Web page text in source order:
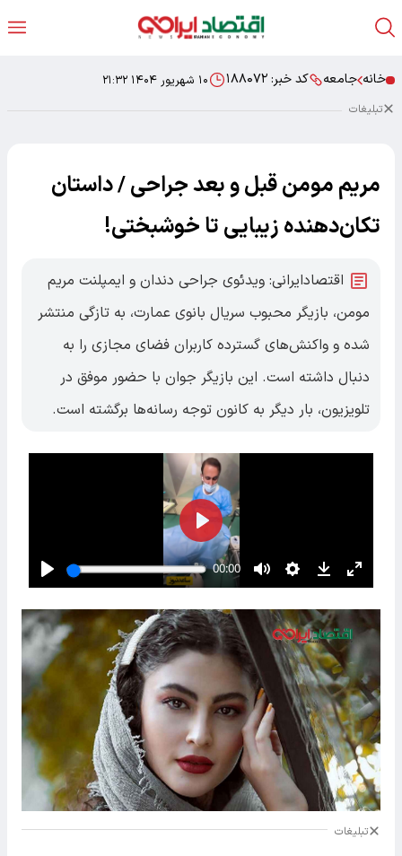
خانه جامعه کد خبر: ۱۸۸۰۷۲ ۱۰ شهریور ۱۴۰۴ ۲۱:۳۲
تبلیغات
مریم مومن قبل و بعد جراحی / داستان
تکان‌دهنده زیبایی تا خوشبختی!
اقتصادایرانی: ویدئوی جراحی دندان و ایمپلنت مریم
مومن، بازیگر محبوب سریال بانوی عمارت، به تازگی منتشر
شده و واکنش‌های گسترده کاربران فضای مجازی را به
دنبال داشته است. این بازیگر جوان با حضور موفق در
تلویزیون، بار دیگر به کانون توجه رسانه‌ها برگشته است.
تبلیغات